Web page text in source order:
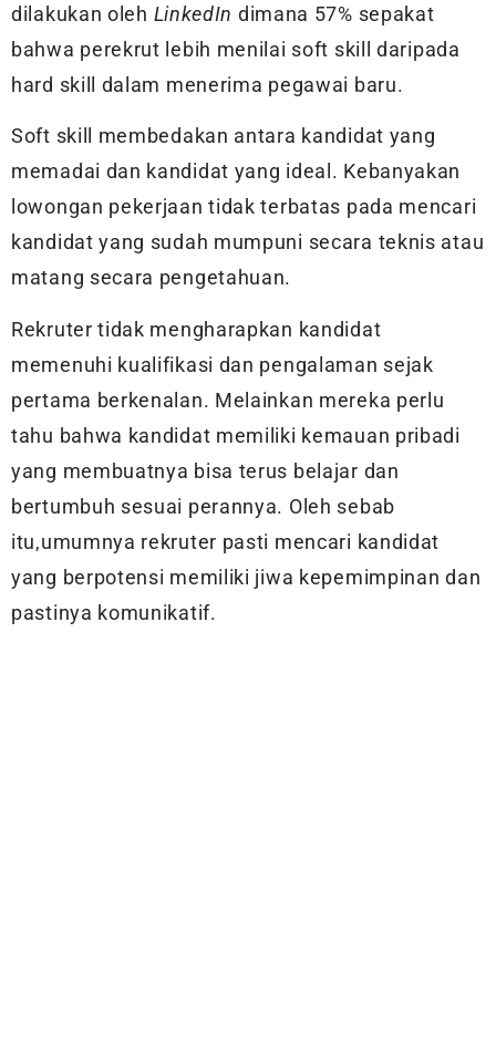
dilakukan oleh LinkedIn dimana 57% sepakat
bahwa perekrut lebih menilai soft skill daripada
hard skill dalam menerima pegawai baru.
Soft skill membedakan antara kandidat yang
memadai dan kandidat yang ideal. Kebanyakan
lowongan pekerjaan tidak terbatas pada mencari
kandidat yang sudah mumpuni secara teknis atau
matang secara pengetahuan.
Rekruter tidak mengharapkan kandidat
memenuhi kualifikasi dan pengalaman sejak
pertama berkenalan. Melainkan mereka perlu
tahu bahwa kandidat memiliki kemauan pribadi
yang membuatnya bisa terus belajar dan
bertumbuh sesuai perannya. Oleh sebab
itu,umumnya rekruter pasti mencari kandidat
yang berpotensi memiliki jiwa kepemimpinan dan
pastinya komunikatif.